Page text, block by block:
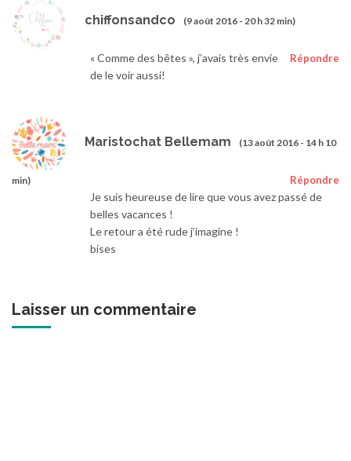
chiffonsandco (9 août 2016 - 20 h 32 min)
Répondre
« Comme des bêtes », j’avais très envie
de le voir aussi!
Maristochat Bellemam (13 août 2016 - 14 h 10
min) Répondre
Je suis heureuse de lire que vous avez passé de
belles vacances !
Le retour a été rude j’imagine !
bises
Laisser un commentaire